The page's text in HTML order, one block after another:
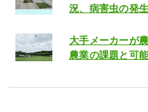
況、病害虫の発
大手メーカーが
農業の課題と可